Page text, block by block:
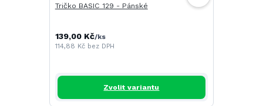
Tričko BASIC 129 - Pánské
139,00 Kč/ks
114,88 Kč bez DPH
Zvolit variantu